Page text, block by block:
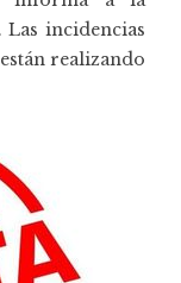
incidencias
realizando